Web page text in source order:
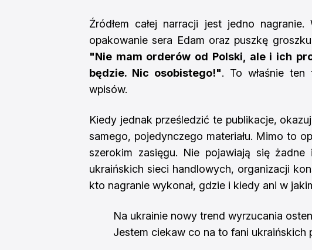
Źródłem całej narracji jest jedno
opakowanie sera Edam oraz puszkę
"Nie mam orderów od Polski, ale i ich
będzie. Nic osobistego!". To właśnie
wpisów.
Kiedy jednak prześledzić te publikacje,
samego, pojedynczego materiału. Mimo to
szerokim zasięgu. Nie pojawiają się
ukraińskich sieci handlowych, organizacji
kto nagranie wykonał, gdzie i kiedy ani w
Na ukrainie nowy trend wyrzucania
Jestem ciekaw co na to fani ukraińskich